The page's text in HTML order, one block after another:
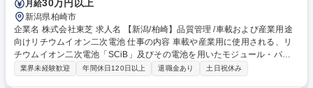
月給30万円以上
新潟県柏崎市
企業名 株式会社東芝 求人名 【新潟/柏崎】品質管理 /車載および産業用途
向けリチウムイオン二次電池 仕事の内容 車載や産業用に使用される、リ
チウムイオン二次電池「SCiB」及びその電池を用いたモジュール・パッ
クの製造工場において、工程品質管理及び品質検査業務のリーダー候補と
業界未経験歓迎 年間休日120日以上 退職金あり 土日祝休み